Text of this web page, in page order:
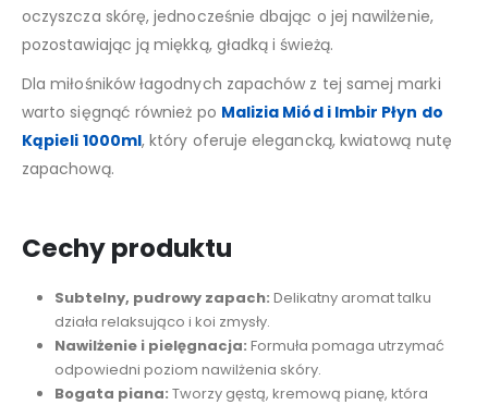
oczyszcza skórę, jednocześnie dbając o jej nawilżenie,
pozostawiając ją miękką, gładką i świeżą.
Dla miłośników łagodnych zapachów z tej samej marki
warto sięgnąć również po Malizia Miód i Imbir Płyn do
Kąpieli 1000ml, który oferuje elegancką, kwiatową nutę
zapachową.
Cechy produktu
Subtelny, pudrowy zapach: Delikatny aromat talku
działa relaksująco i koi zmysły.
Nawilżenie i pielęgnacja: Formuła pomaga utrzymać
odpowiedni poziom nawilżenia skóry.
Bogata piana: Tworzy gęstą, kremową pianę, która